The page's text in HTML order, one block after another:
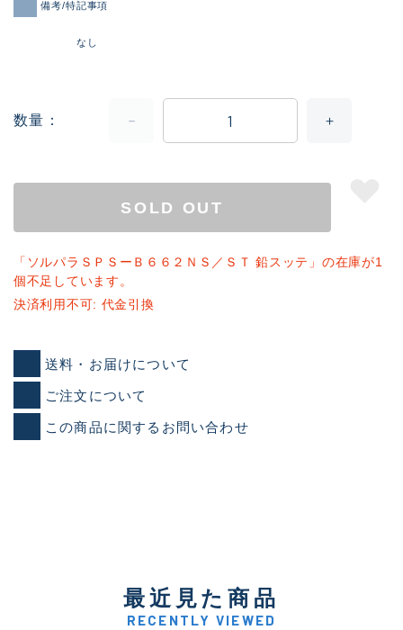
備考/特記事項
なし
数量
SOLD OUT
「ソルパラＳＰＳーＢ６６２ＮＳ／ＳＴ 鉛スッテ」の在庫が1
個不足しています。
決済利用不可: 代金引換
送料・お届けについて
ご注文について
この商品に関するお問い合わせ
最近見た商品
RECENTLY VIEWED